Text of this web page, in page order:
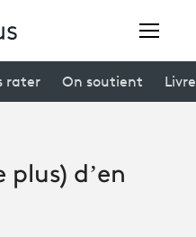
rater On soutient
plus) d’en